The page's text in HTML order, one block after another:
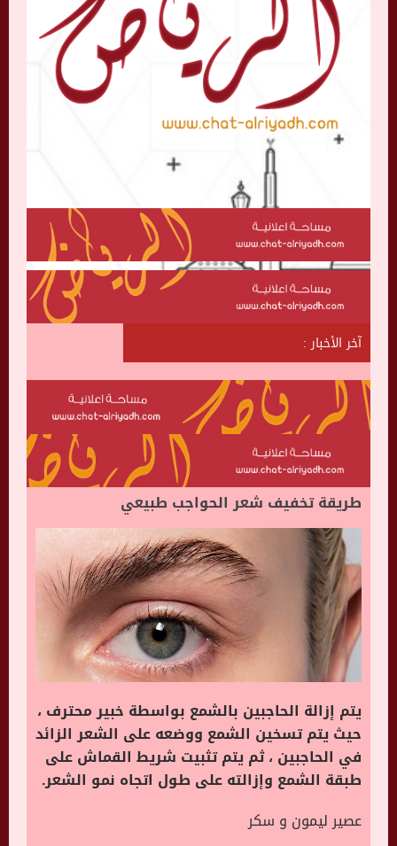
آخر الأخبار :
طريقة تخفيف شعر الحواجب طبيعي
يتم إزالة الحاجبين بالشمع بواسطة خبير محترف ،
حيث يتم تسخين الشمع ووضعه على الشعر الزائد
في الحاجبين ، ثم يتم تثبيت شريط القماش على
طبقة الشمع وإزالته على طول اتجاه نمو الشعر.
عصير ليمون و سكر